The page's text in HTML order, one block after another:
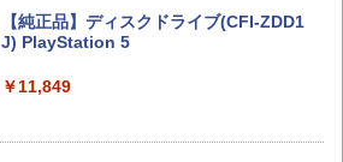
ンス Switch2版(【初回封入特典】魔導
船＆かけだし騎士の応援パック・かけだ
【中古】PS5 ホグワーツ・レガシー
【中古】オーバーライド 2:スーパーメカ
リーグ ULTRAMAN DX Edition -Switch
￥948
￥8,580
Nintendo Switch 2(日本語・国内専用)
【純正品】ディスクドライブ(CFI-ZDD1
J) PlayStation 5
￥11,849